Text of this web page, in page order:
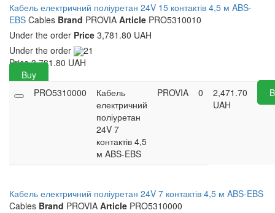
Кабель електричний поліуретан 24V 15 контактів 4,5 м ABS-
EBS Cables Brand PROVIA Article PRO5310010
Under the order Price 3,781.80 UAH
Under the order
21
Price 3,781.80 UAH
Buy
PRO5310000
Кабель
електричний
поліуретан
24V 7
контактів 4,5
м ABS-EBS
PROVIA 0
2,471.70
UAH
Кабель електричний поліуретан 24V 7 контактів 4,5 м ABS-EBS
Cables Brand PROVIA Article PRO5310000